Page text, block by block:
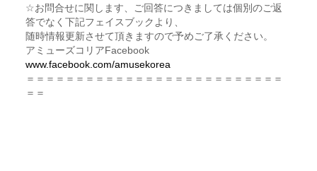
☆お問合せに関します、ご回答につきましては個別のご返
答でなく下記フェイスブックより、
随時情報更新させて頂きますので予めご了承ください。
アミューズコリアFacebook
www.facebook.com/amusekorea
＝＝＝＝＝＝＝＝＝＝＝＝＝＝＝＝＝＝＝＝＝＝＝＝＝＝
＝＝